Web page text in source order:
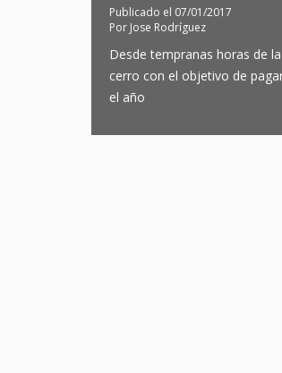
Publicado el 07/01/2017
Por Jose Rodríguez
Desde tempranas horas de
cerro con el objetivo de
el año